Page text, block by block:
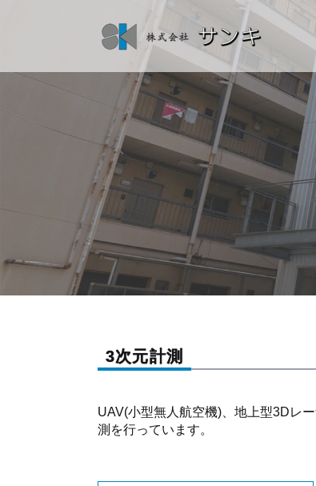
3次元計測
UAV(小型無人航空機)、地上型3Dレ
測を行っています。